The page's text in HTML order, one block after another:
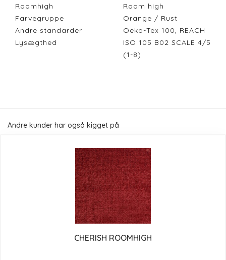
Roomhigh
Room high
Farvegruppe
Orange / Rust
Andre standarder
Oeko-Tex 100, REACH
Lysægthed
ISO 105 B02 SCALE 4/5
(1-8)
Andre kunder har også kigget på
CHERISH ROOMHIGH